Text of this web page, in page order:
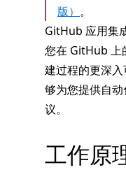
版） 。
GitHub 应用集
您在 GitHub 上
建过程的更深
够为您提供自
议。
工作原